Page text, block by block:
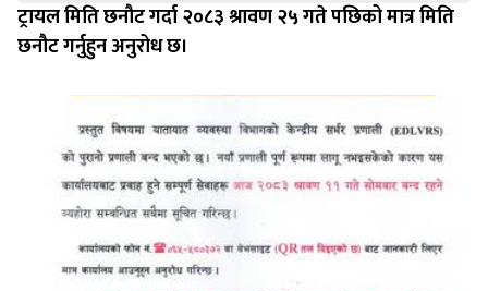
ट्रायल मिति छनौट गर्दा २०८३ श्रावण २५ गते पछिको मात्र मिति
छनौट गर्नुहुन अनुरोध छ।